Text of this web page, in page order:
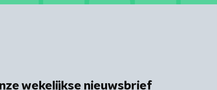
wekelijkse nieuwsbrief